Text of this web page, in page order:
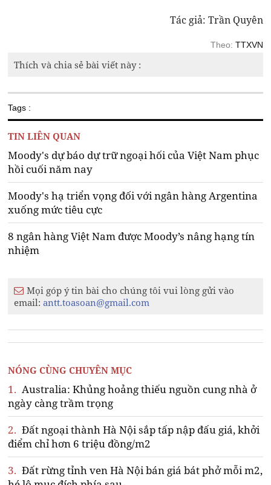
Tác giả: Trần Quyên
Theo: TTXVN
Thích và chia sẻ bài viết này :
Tags :
TIN LIÊN QUAN
Moody's dự báo dự trữ ngoại hối của Việt Nam phục
hồi cuối năm nay
Moody's hạ triển vọng đối với ngân hàng Argentina
xuống mức tiêu cực
8 ngân hàng Việt Nam được Moody’s nâng hạng tín
nhiệm
Mọi góp ý tin bài cho chúng tôi vui lòng gửi vào
email:antt.toasoan@gmail.com
NÓNG CÙNG CHUYÊN MỤC
1. Australia: Khủng hoảng thiếu nguồn cung nhà ở
ngày càng trầm trọng
2. Đất ngoại thành Hà Nội sắp tấp nập đấu giá, khởi
điểm chỉ hơn 6 triệu đồng/m2
3. Đất rừng tỉnh ven Hà Nội bán giá bát phở mỗi m2,